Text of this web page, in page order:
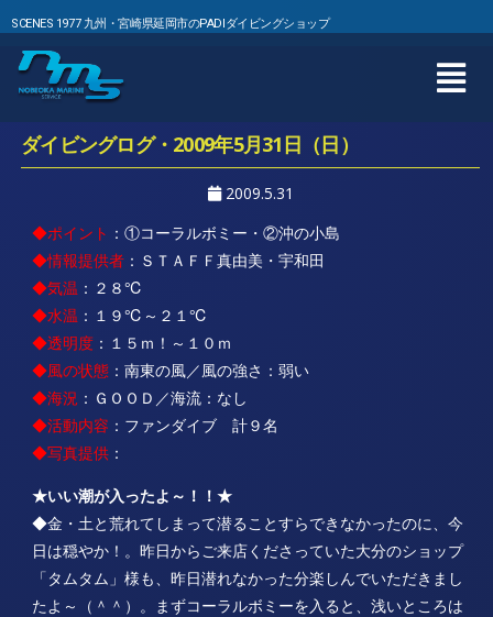
SCENES 1977 九州・宮崎県延岡市のPADIダイビングショップ
ダイビングログ・2009年5月31日（日）
2009.5.31
◆ポイント ：①コーラルボミー・②沖の小島
◆情報提供者：ＳＴＡＦＦ真由美・宇和田
◆気温 ：２８℃
◆水温 ：１９℃～２１℃
◆透明度：１５ｍ！～１０ｍ
◆風の状態：南東の風／風の強さ：弱い
◆海況：ＧＯＯＤ／海流：なし
◆活動内容 ：ファンダイブ 計９名
◆写真提供：
★いい潮が入ったよ～！！★
◆金・土と荒れてしまって潜ることすらできなかったのに、今
日は穏やか！。昨日からご来店くださっていた大分のショップ
「タムタム」様も、昨日潜れなかった分楽しんでいただきまし
たよ～（＾＾）。まずコーラルボミーを入ると、浅いところは